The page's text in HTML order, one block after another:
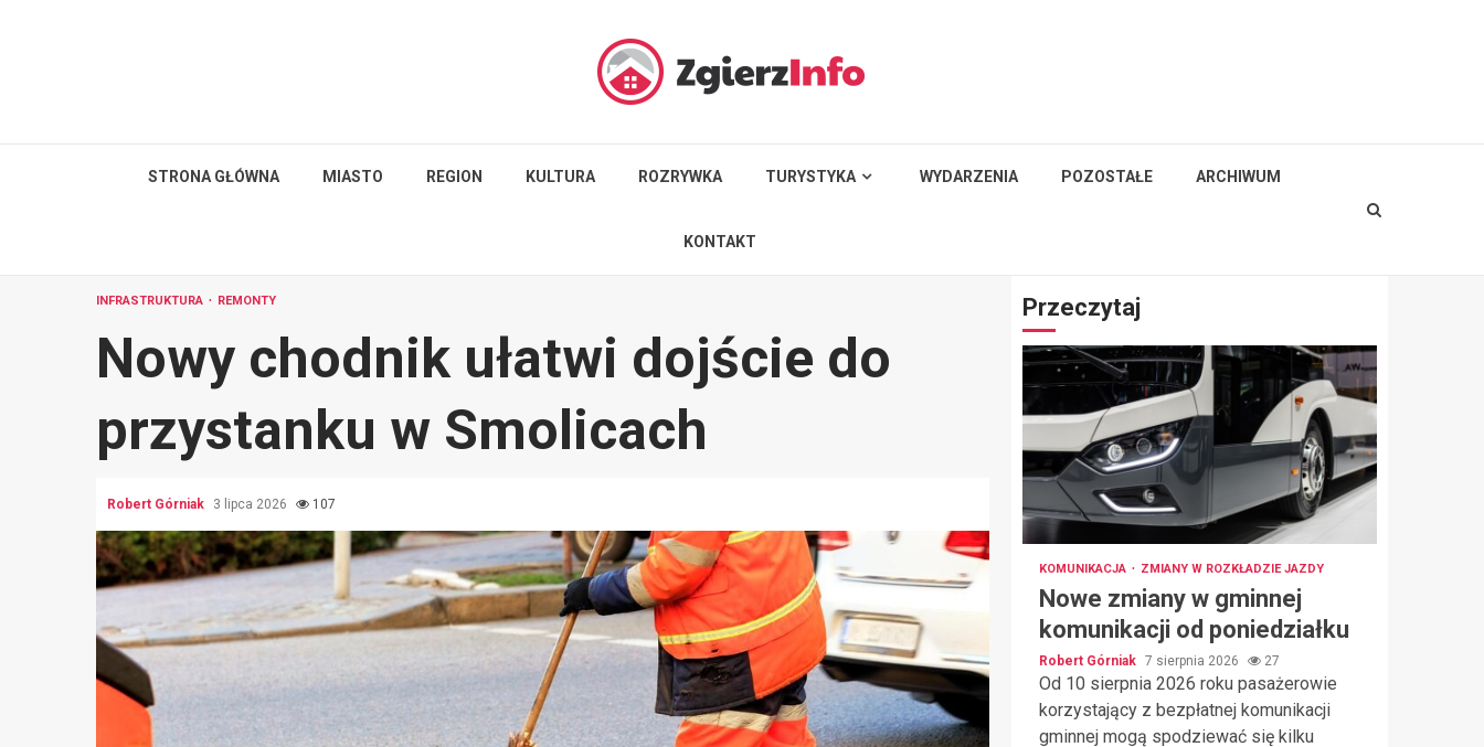
STRONA GŁÓWNA MIASTO REGION KULTURA ROZRYWKA TURYSTYKA WYDARZENIA POZOSTAŁE ARCHIWUM
KONTAKT
INFRASTRUKTURA REMONTY
Nowy chodnik ułatwi dojście do
przystanku w Smolicach
Robert Górniak 3 lipca 2026 107
Przeczytaj
KOMUNIKACJA ZMIANY W ROZKŁADZIE JAZDY
Nowe zmiany w gminnej
komunikacji od poniedziałku
Robert Górniak 7 sierpnia 2026 27
Od 10 sierpnia 2026 roku pasażerowie
korzystający z bezpłatnej komunikacji
gminnej mogą spodziewać się kilku